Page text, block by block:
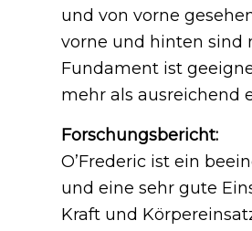
und von vorne
vorne und hinten sind
Fundament ist
mehr als ausreichend
Forschungsbericht:
O’Frederic ist ein
und eine sehr gute
Kraft und